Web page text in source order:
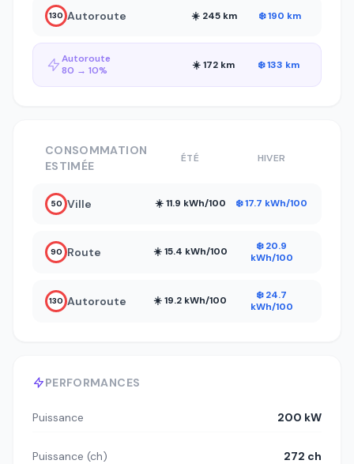
130 Autoroute ☀️ 245 km ❄️ 190 km
Autoroute
80 → 10%
☀️ 172 km ❄️ 133 km
PERFORMANCES
Puissance 200 kW
Puissance (ch) 272 ch
CONSOMMATION
ESTIMÉE
ÉTÉ HIVER
50 Ville ☀️ 11.9 kWh/100 ❄️ 17.7 kWh/100
90 Route ☀️ 15.4 kWh/100
❄️ 20.9
kWh/100
130 Autoroute ☀️ 19.2 kWh/100
❄️ 24.7
kWh/100